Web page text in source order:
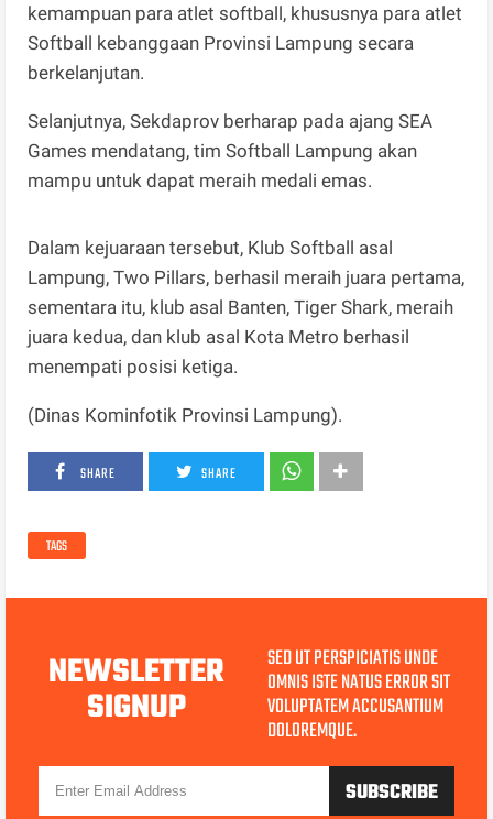
kemampuan para atlet softball, khususnya para atlet
Softball kebanggaan Provinsi Lampung secara
berkelanjutan.
Selanjutnya, Sekdaprov berharap pada ajang SEA
Games mendatang, tim Softball Lampung akan
mampu untuk dapat meraih medali emas.
Dalam kejuaraan tersebut, Klub Softball asal
Lampung, Two Pillars, berhasil meraih juara pertama,
sementara itu, klub asal Banten, Tiger Shark, meraih
juara kedua, dan klub asal Kota Metro berhasil
menempati posisi ketiga.
(Dinas Kominfotik Provinsi Lampung).
SHARE SHARE
TAGS
NEWSLETTER
SIGNUP
SED UT PERSPICIATIS UNDE
OMNIS ISTE NATUS ERROR SIT
VOLUPTATEM ACCUSANTIUM
DOLOREMQUE.